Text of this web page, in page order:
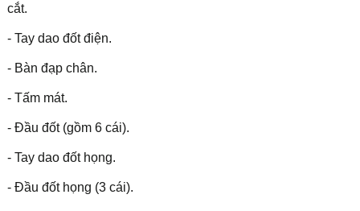
cắt.
- Tay dao đốt điện.
- Bàn đạp chân.
- Tấm mát.
- Đầu đốt (gồm 6 cái).
- Tay dao đốt họng.
- Đầu đốt họng (3 cái).